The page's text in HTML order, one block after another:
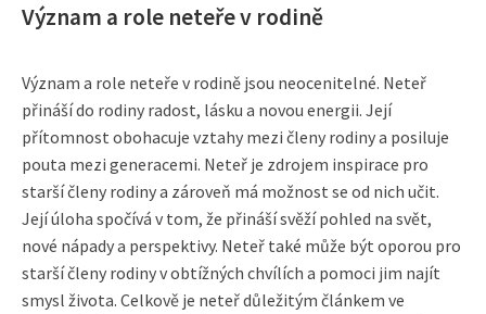
Význam a role neteře v rodině
Význam a role neteře v rodině jsou neocenitelné. Neteř
přináší do rodiny radost, lásku a novou energii. Její
přítomnost obohacuje vztahy mezi členy rodiny a posiluje
pouta mezi generacemi. Neteř je zdrojem inspirace pro
starší členy rodiny a zároveň má možnost se od nich učit.
Její úloha spočívá v tom, že přináší svěží pohled na svět,
nové nápady a perspektivy. Neteř také může být oporou pro
starší členy rodiny v obtížných chvílích a pomoci jim najít
smysl života. Celkově je neteř důležitým článkem ve